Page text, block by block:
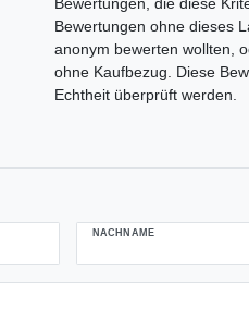
Bewertungen ohne dieses
anonym bewerten wollten,
ohne Kaufbezug. Diese
Echtheit überprüft werden.
NACHNAME